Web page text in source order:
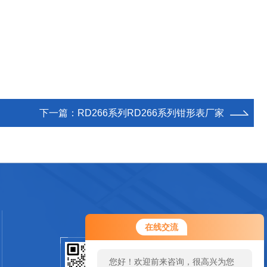
在线交流
您好！欢迎前来咨询，很高兴为您
服务，请问您要咨询什么问题呢？
您好，看您停留很久了，是否找到
下一篇： RD266系列RD266系列钳形表厂家